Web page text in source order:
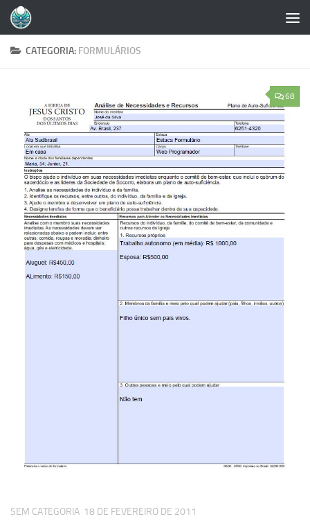
Skip to content
CATEGORIA: FORMULÁRIOS
68
SEM CATEGORIA 18 DE FEVEREIRO DE 2011